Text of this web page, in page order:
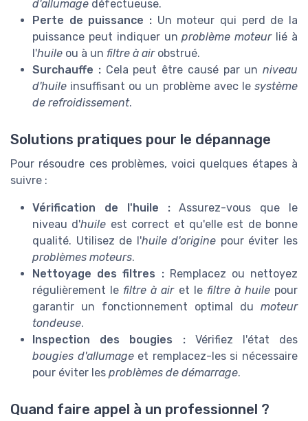
d'allumage défectueuse.
Perte de puissance : Un moteur qui perd de la
puissance peut indiquer unproblème moteurlié à
l'huile ou à un filtre à airobstrué.
Surchauffe :Cela peut être causé par un niveau
d'huile insuffisant ou un problème avec le système
de refroidissement.
Solutions pratiques pour le dépannage
Pour résoudre ces problèmes, voici quelques étapes à
suivre :
Vérification de l'huile :Assurez-vous que le
niveau d'huile est correct et qu'elle est de bonne
qualité. Utilisez de l'huile d'origine pour éviter les
problèmes moteurs.
Nettoyage des filtres :Remplacez ou nettoyez
régulièrement le filtre à airet le filtre à huilepour
garantir un fonctionnement optimal du moteur
tondeuse.
Inspection des bougies :Vérifiez l'état des
bougies d'allumageet remplacez-les si nécessaire
pour éviter les problèmes de démarrage.
Quand faire appel à un professionnel ?